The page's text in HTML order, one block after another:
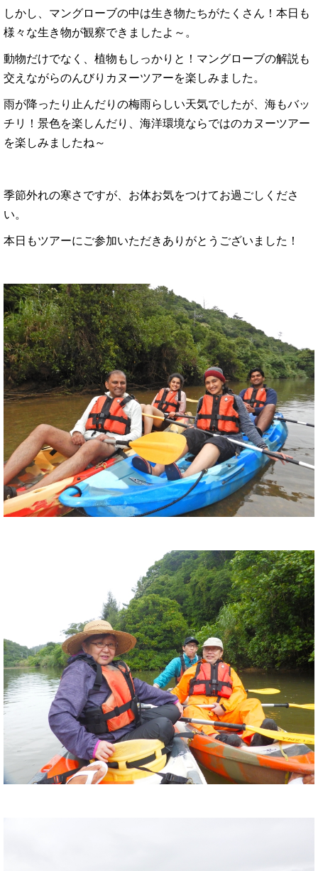
しかし、マングローブの中は生き物たちがたくさん！本日も
様々な生き物が観察できましたよ～。
動物だけでなく、植物もしっかりと！マングローブの解説も
交えながらのんびりカヌーツアーを楽しみました。
雨が降ったり止んだりの梅雨らしい天気でしたが、海もバッ
チリ！景色を楽しんだり、海洋環境ならではのカヌーツアー
を楽しみましたね～
季節外れの寒さですが、お体お気をつけてお過ごしくださ
い。
本日もツアーにご参加いただきありがとうございました！